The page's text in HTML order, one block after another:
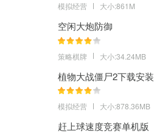
模拟经营 大小:861M
空闲大炮防御
策略棋牌 大小:34.24MB
植物大战僵尸2下载安装
模拟经营 大小:878.36MB
赶上球速度竞赛单机版